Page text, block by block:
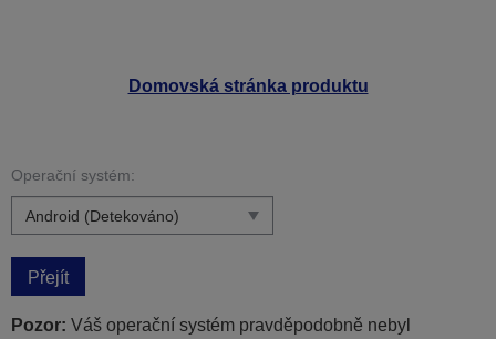
Domovská stránka produktu
Operační systém:
Přejít
Pozor: Váš operační systém pravděpodobně nebyl